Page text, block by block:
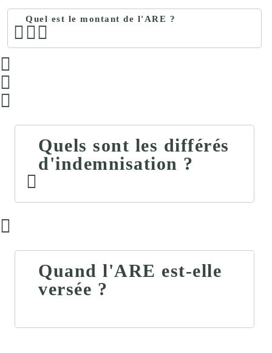
Quel est le montant de l'ARE ?
Quels sont les différés
d'indemnisation ?
Quand l'ARE est-elle
versée ?